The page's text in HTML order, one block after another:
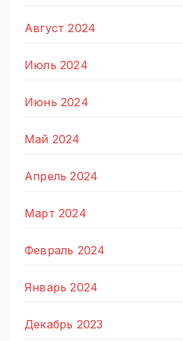
Август 2024
Июль 2024
Июнь 2024
Май 2024
Апрель 2024
Март 2024
Февраль 2024
Январь 2024
Декабрь 2023